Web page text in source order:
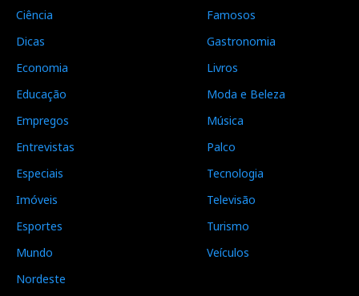
Ciência
Dicas
Economia
Educação
Empregos
Entrevistas
Especiais
Imóveis
Esportes
Mundo
Nordeste
Famosos
Gastronomia
Livros
Moda e Beleza
Música
Palco
Tecnologia
Televisão
Turismo
Veículos